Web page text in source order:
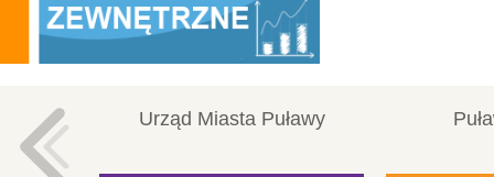
Urząd Miasta Puławy